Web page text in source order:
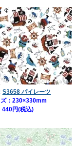
S3658 パイレーツ
：230×330mm
440円(税込)